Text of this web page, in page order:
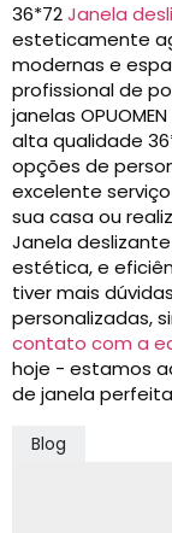
36*72Janela
esteticamente
modernas e
profissional de
janelas
alta qualidade
opções de
excelente
sua casa ou
Janela
estética, e
tiver mais
personalizadas,
contato com a
hoje - estamos
de janela
Blog